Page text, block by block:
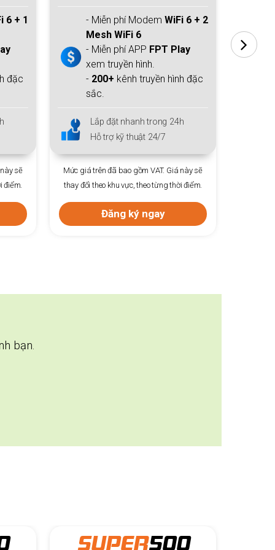
6 + 2
đặc
sẽ
điểm.
- Miễn phí Modem WiFi 6 + 2
Mesh WiFi 6
- Miễn phí APP FPT Play
xem truyền hình.
- 200+ kênh truyền hình đặc
sắc.
Lắp đặt nhanh trong 24h
Hỗ trợ kỹ thuật 24/7
Mức giá trên đã bao gồm VAT. Giá này sẽ
thay đổi theo khu vực, theo từng thời điểm.
Đăng ký ngay
bạn.
SUPER600